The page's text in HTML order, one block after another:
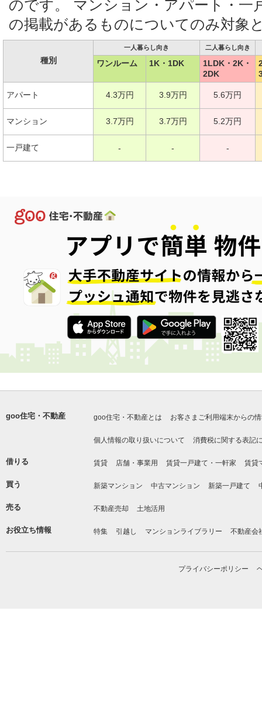
のです。 マンション・アパート・一
の掲載があるものについてのみ対象
種別
一人暮らし向き 二人暮らし向き
ワンルーム 1K・1DK
1LDK・2K・
2DK
アパート 4.3万円 3.9万円 5.6万円
マンション 3.7万円 3.7万円 5.2万円
一戸建て - - -
goo住宅・不動産 goo住宅・不動産とは お客さまご利用端末からの
個人情報の取り扱いについて 消費税に関する表記
借りる 賃貸 店舗・事業用 賃貸一戸建て・一軒家 賃貸
買う 新築マンション 中古マンション 新築一戸建て
売る 不動産売却 土地活用
お役立ち情報 特集 引越し マンションライブラリー 不動産会
プライバシーポリシー